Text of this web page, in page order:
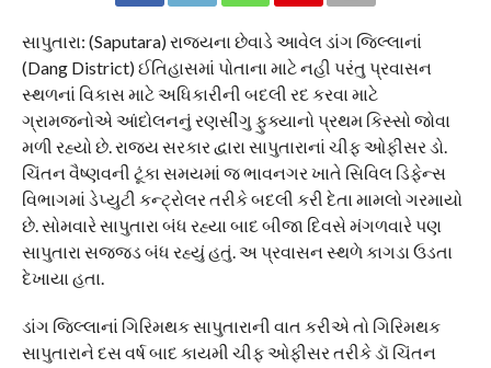
સાપુતારા: (Saputara) રાજ્યના છેવાડે આવેલ ડાંગ જિલ્લાનાં
(Dang District) ઈતિહાસમાં પોતાના માટે નહી પરંતુ પ્રવાસન
સ્થળનાં વિકાસ માટે અધિકારીની બદલી રદ કરવા માટે
ગ્રામજનોએ આંદોલનનું રણસીંગુ ફુક્યાનો પ્રથમ કિસ્સો જોવા
મળી રહ્યો છે. રાજ્ય સરકાર દ્વારા સાપુતારાનાં ચીફ ઓફીસર ડો.
ચિંતન વૈષ્ણવની ટૂંકા સમયમાં જ ભાવનગર ખાતે સિવિલ ડિફેન્સ
વિભાગમાં ડેપ્યુટી કન્ટ્રોલર તરીકે બદલી કરી દેતા મામલો ગરમાયો
છે. સોમવારે સાપુતારા બંધ રહ્યા બાદ બીજા દિવસે મંગળવારે પણ
સાપુતારા સજ્જડ બંધ રહ્યું હતું. અ પ્રવાસન સ્થળે કાગડા ઉડતા
દેખાયા હતા.
ડાંગ જિલ્લાનાં ગિરિમથક સાપુતારાની વાત કરીએ તો ગિરિમથક
સાપુતારાને દસ વર્ષ બાદ કાયમી ચીફ ઓફીસર તરીકે ડૉ ચિંતન